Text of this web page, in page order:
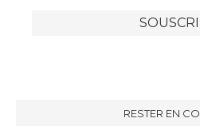
RESTER EN